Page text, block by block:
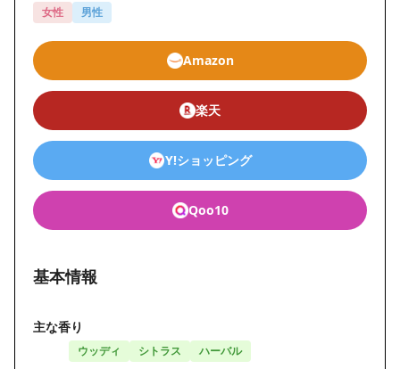
女性 男性
Amazon
楽天
Y!ショッピング
Qoo10
基本情報
主な香り
ウッディ シトラス ハーバル